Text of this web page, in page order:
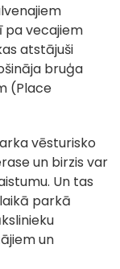
pa vecajiem
atstājuši
bruģa
(Place
vēsturisko
un birzis var
Un tas
parkā
un